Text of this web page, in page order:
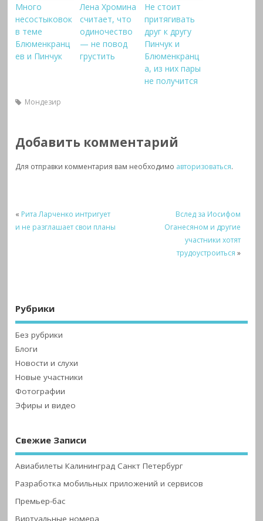
Много
несостыковок
в теме
Блюменкранц
ев и Пинчук
Лена Хромина
считает, что
одиночество
— не повод
грустить
Не стоит
притягивать
друг к другу
Пинчук и
Блюменкранц
а, из них пары
не получится
Мондезир
Добавить комментарий
Для отправки комментария вам необходимо авторизоваться.
« Рита Ларченко интригует
и не разглашает свои планы
Вслед за Иосифом
Оганесяном и другие
участники хотят
трудоустроиться »
Рубрики
Без рубрики
Блоги
Новости и слухи
Новые участники
Фотографии
Эфиры и видео
Свежие Записи
Авиабилеты Калининград Санкт Петербург
Разработка мобильных приложений и сервисов
Премьер-бас
Виртуальные номера